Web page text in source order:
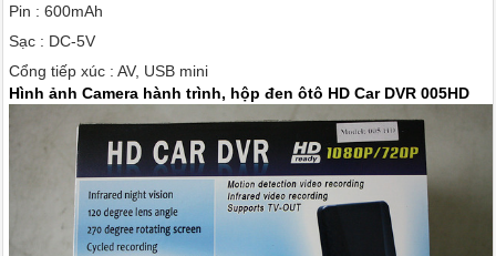
Pin : 600mAh
Sạc : DC-5V
Cổng tiếp xúc : AV, USB mini
Hình ảnh Camera hành trình, hộp đen ôtô HD Car DVR 005HD